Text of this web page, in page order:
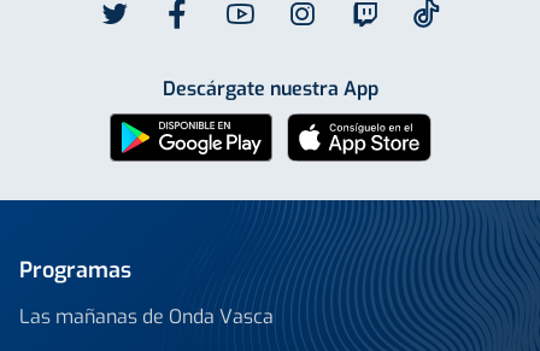
Descárgate nuestra App
Programas
Las mañanas de Onda Vasca